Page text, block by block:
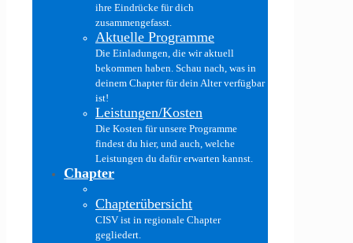
ihre Eindrücke für dich
zusammengefasst.
Aktuelle Programme
Die Einladungen, die wir aktuell
bekommen haben. Schau nach, was in
deinem Chapter für dein Alter verfügbar
ist!
Leistungen/Kosten
Die Kosten für unsere Programme
findest du hier, und auch, welche
Leistungen du dafür erwarten kannst.
Chapter
Chapterübersicht
CISV ist in regionale Chapter
gegliedert.